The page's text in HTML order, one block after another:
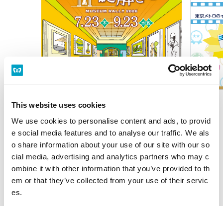
This website uses cookies
We use cookies to personalise content and ads, to provid
e social media features and to analyse our traffic. We als
o share information about your use of our site with our so
cial media, advertising and analytics partners who may c
ombine it with other information that you’ve provided to th
em or that they’ve collected from your use of their servic
es.
2026年6月30日
「TOKYO METRO NEWS」記事を公開しました。
2026年3月23日
「メトロで楽しむ」トップ